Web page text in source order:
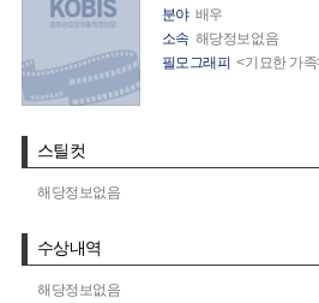
분야 배우
소속 해당정보없음
필모그래피 <기묘한 가족
스틸컷
해당정보없음
수상내역
해당정보없음